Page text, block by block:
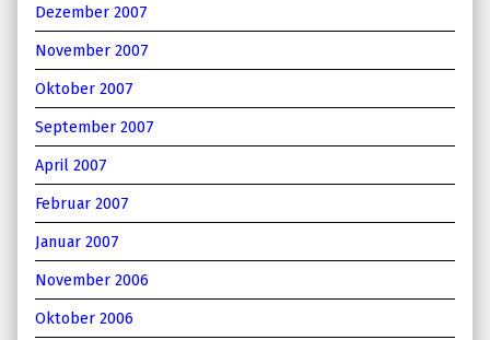
Dezember 2007
November 2007
Oktober 2007
September 2007
April 2007
Februar 2007
Januar 2007
November 2006
Oktober 2006